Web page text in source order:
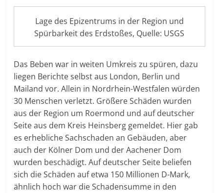
Lage des Epizentrums in der Region und
Spürbarkeit des Erdstoßes, Quelle: USGS
Das Beben war in weiten Umkreis zu spüren, dazu
liegen Berichte selbst aus London, Berlin und
Mailand vor. Allein in Nordrhein-Westfalen würden
30 Menschen verletzt. Größere Schäden wurden
aus der Region um Roermond und auf deutscher
Seite aus dem Kreis Heinsberg gemeldet. Hier gab
es erhebliche Sachschaden an Gebäuden, aber
auch der Kölner Dom und der Aachener Dom
wurden beschädigt. Auf deutscher Seite beliefen
sich die Schäden auf etwa 150 Millionen D-Mark,
ähnlich hoch war die Schadensumme in den